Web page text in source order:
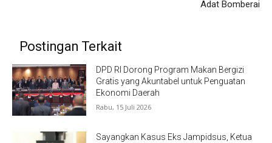
Adat Bomberai
Postingan Terkait
DPD RI Dorong Program Makan Bergizi
Gratis yang Akuntabel untuk Penguatan
Ekonomi Daerah
Rabu, 15 Juli 2026
Sayangkan Kasus Eks Jampidsus, Ketua